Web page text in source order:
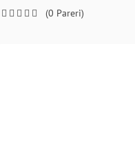
(0 Pareri)